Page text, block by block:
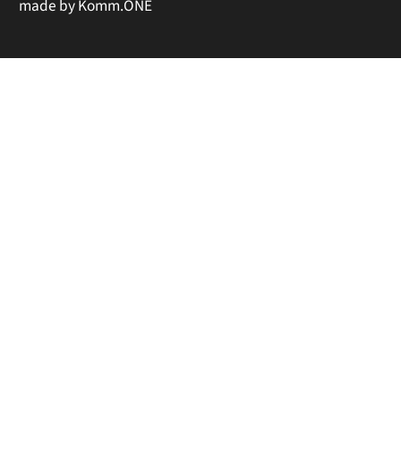
made byKomm.ONE